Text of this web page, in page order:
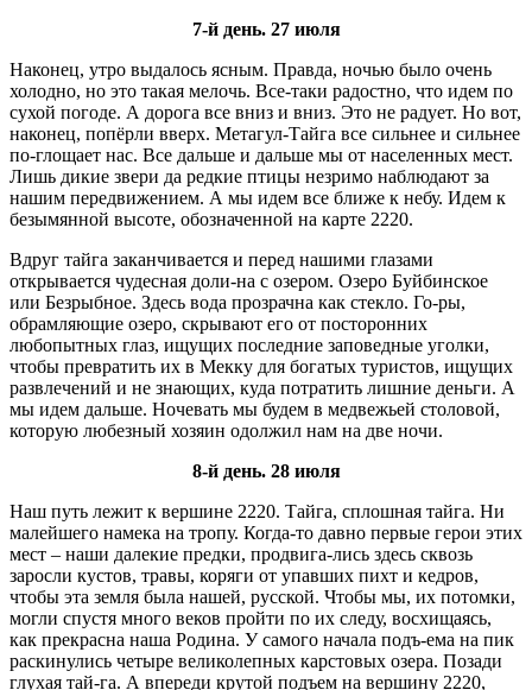
7-й день. 27 июля
Наконец, утро выдалось ясным. Правда, ночью было очень
холодно, но это такая мелочь. Все-таки радостно, что идем по
сухой погоде. А дорога все вниз и вниз. Это не радует. Но вот,
наконец, попёрли вверх. Метагул-Тайга все сильнее и сильнее
по-глощает нас. Все дальше и дальше мы от населенных мест.
Лишь дикие звери да редкие птицы незримо наблюдают за
нашим передвижением. А мы идем все ближе к небу. Идем к
безымянной высоте, обозначенной на карте 2220.
Вдруг тайга заканчивается и перед нашими глазами
открывается чудесная доли-на с озером. Озеро Буйбинское
или Безрыбное. Здесь вода прозрачна как стекло. Го-ры,
обрамляющие озеро, скрывают его от посторонних
любопытных глаз, ищущих последние заповедные уголки,
чтобы превратить их в Мекку для богатых туристов, ищущих
развлечений и не знающих, куда потратить лишние деньги. А
мы идем дальше. Ночевать мы будем в медвежьей столовой,
которую любезный хозяин одолжил нам на две ночи.
8-й день. 28 июля
Наш путь лежит к вершине 2220. Тайга, сплошная тайга. Ни
малейшего намека на тропу. Когда-то давно первые герои этих
мест – наши далекие предки, продвига-лись здесь сквозь
заросли кустов, травы, коряги от упавших пихт и кедров,
чтобы эта земля была нашей, русской. Чтобы мы, их потомки,
могли спустя много веков пройти по их следу, восхищаясь,
как прекрасна наша Родина. У самого начала подъ-ема на пик
раскинулись четыре великолепных карстовых озера. Позади
глухая тай-га. А впереди крутой подъем на вершину 2220,